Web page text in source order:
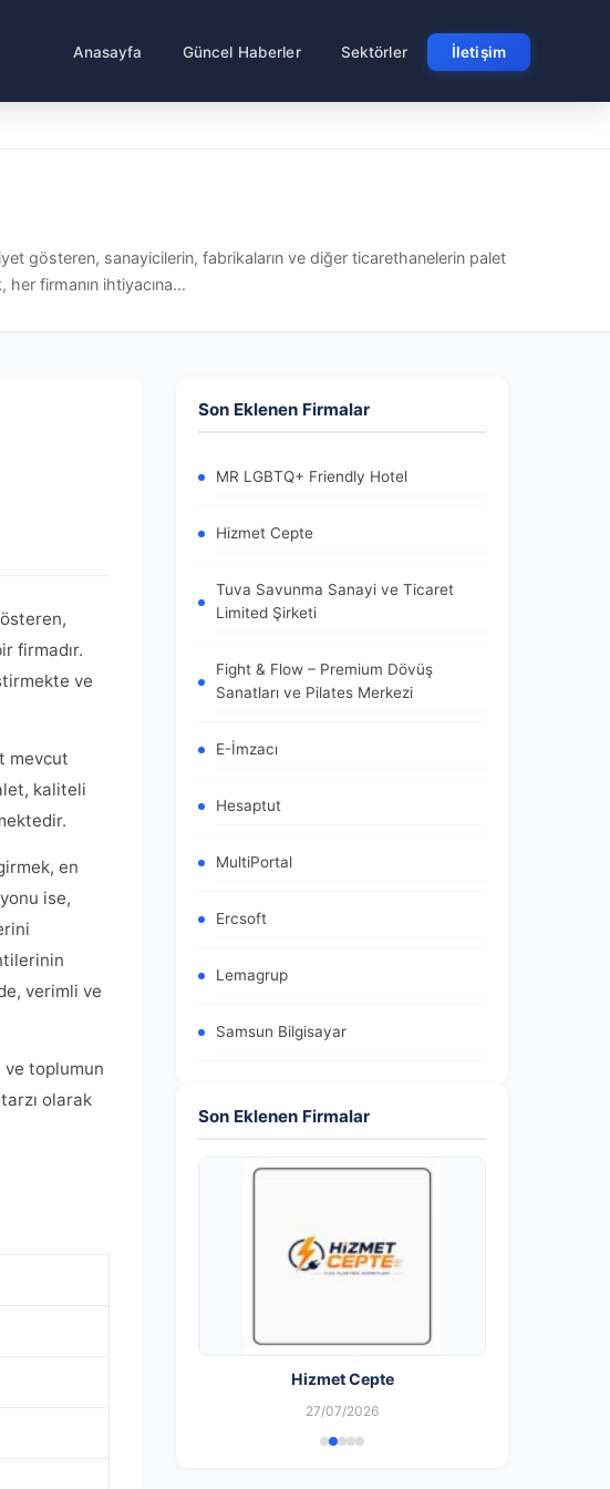
Anasayfa Güncel Haberler Sektörler İletişim
gösteren, sanayicilerin, fabrikaların ve diğer ticarethanelerin palet
her firmanın ihtiyacına...
firmadır.
ve
mevcut
kaliteli
en
ise,
verimli ve
ve toplumun
olarak
Son Eklenen Firmalar
MR LGBTQ+ Friendly Hotel
Hizmet Cepte
Tuva Savunma Sanayi ve Ticaret
Limited Şirketi
Fight & Flow – Premium Dövüş
Sanatları ve Pilates Merkezi
E-İmzacı
Hesaptut
MultiPortal
Ercsoft
Lemagrup
Samsun Bilgisayar
Son Eklenen Firmalar
Hizmet Cepte
27/07/2026